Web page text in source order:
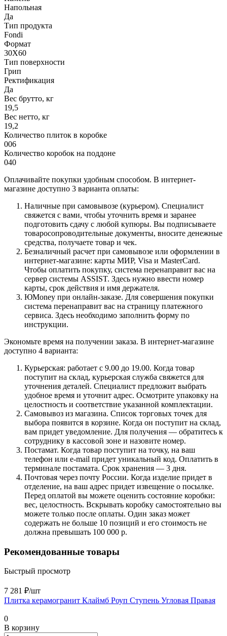
Напольная
Да
Тип продукта
Fondi
Формат
30X60
Тип поверхности
Грип
Ректификация
Да
Вес брутто, кг
19,5
Вес нетто, кг
19,2
Количество плиток в коробке
006
Количество коробок на поддоне
040
Оплачивайте покупки удобным способом. В интернет-
магазине доступно 3 варианта оплаты:
Наличные при самовывозе (курьером). Специалист
свяжется с вами, чтобы уточнить время и заранее
подготовить сдачу с любой купюры. Вы подписываете
товаросопроводительные документы, вносите денежные
средства, получаете товар и чек.
Безналичный расчет при самовывозе или оформлении в
интернет-магазине: карты МИР, Visa и MasterCard.
Чтобы оплатить покупку, система перенаправит вас на
сервер системы ASSIST. Здесь нужно ввести номер
карты, срок действия и имя держателя.
ЮMoney при онлайн-заказе. Для совершения покупки
система перенаправит вас на страницу платежного
сервиса. Здесь необходимо заполнить форму по
инструкции.
Экономьте время на получении заказа. В интернет-магазине
доступно 4 варианта:
Курьерская: работает с 9.00 до 19.00. Когда товар
поступит на склад, курьерская служба свяжется для
уточнения деталей. Специалист предложит выбрать
удобное время и уточнит адрес. Осмотрите упаковку на
целостность и соответствие указанной комплектации.
Самовывоз из магазина. Список торговых точек для
выбора появится в корзине. Когда он поступит на склад,
вам придет уведомление. Для получения — обратитесь к
сотруднику в кассовой зоне и назовите номер.
Постамат. Когда товар поступит на точку, на ваш
телефон или e-mail придет уникальный код. Оплатить в
терминале постамата. Срок хранения — 3 дня.
Почтовая через почту России. Когда изделие придет в
отделение, на ваш адрес придет извещение о посылке.
Перед оплатой вы можете оценить состояние коробки:
вес, целостность. Вскрывать коробку самостоятельно вы
можете только после оплаты. Один заказ может
содержать не больше 10 позиций и его стоимость не
должна превышать 100 000 р.
Рекомендованные товары
Быстрый просмотр
7 281 ₽/шт
Плитка керамогранит Клаймб Роуп Ступень Угловая Правая
0
В корзину